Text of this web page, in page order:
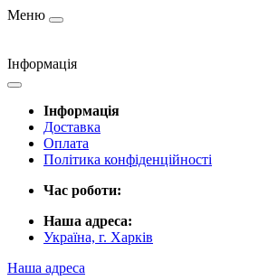
Меню
Інформація
Інформація
Доставка
Оплата
Політика конфіденційності
Час роботи:
Наша адреса:
Україна, г. Харків
Наша адреса